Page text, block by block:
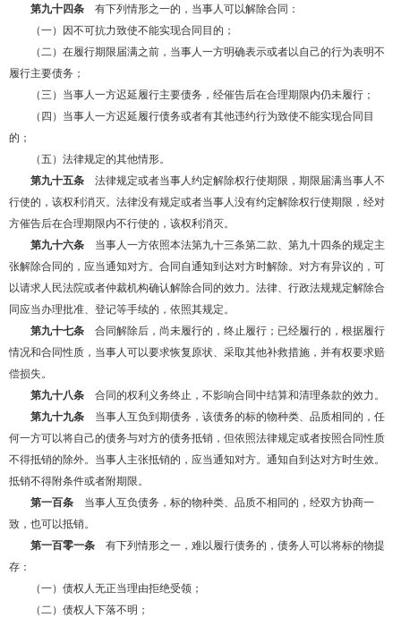
第九十四条 有下列情形之一的，当事人可以解除合同：
（一）因不可抗力致使不能实现合同目的；
（二）在履行期限届满之前，当事人一方明确表示或者以自己的行为表明不
履行主要债务；
（三）当事人一方迟延履行主要债务，经催告后在合理期限内仍未履行；
（四）当事人一方迟延履行债务或者有其他违约行为致使不能实现合同目
的；
（五）法律规定的其他情形。
第九十五条 法律规定或者当事人约定解除权行使期限，期限届满当事人不
行使的，该权利消灭。法律没有规定或者当事人没有约定解除权行使期限，经对
方催告后在合理期限内不行使的，该权利消灭。
第九十六条 当事人一方依照本法第九十三条第二款、第九十四条的规定主
张解除合同的，应当通知对方。合同自通知到达对方时解除。对方有异议的，可
以请求人民法院或者仲裁机构确认解除合同的效力。法律、行政法规规定解除合
同应当办理批准、登记等手续的，依照其规定。
第九十七条 合同解除后，尚未履行的，终止履行；已经履行的，根据履行
情况和合同性质，当事人可以要求恢复原状、采取其他补救措施，并有权要求赔
偿损失。
第九十八条 合同的权利义务终止，不影响合同中结算和清理条款的效力。
第九十九条 当事人互负到期债务，该债务的标的物种类、品质相同的，任
何一方可以将自己的债务与对方的债务抵销，但依照法律规定或者按照合同性质
不得抵销的除外。当事人主张抵销的，应当通知对方。通知自到达对方时生效。
抵销不得附条件或者附期限。
第一百条 当事人互负债务，标的物种类、品质不相同的，经双方协商一
致，也可以抵销。
第一百零一条 有下列情形之一，难以履行债务的，债务人可以将标的物提
存：
（一）债权人无正当理由拒绝受领；
（二）债权人下落不明；